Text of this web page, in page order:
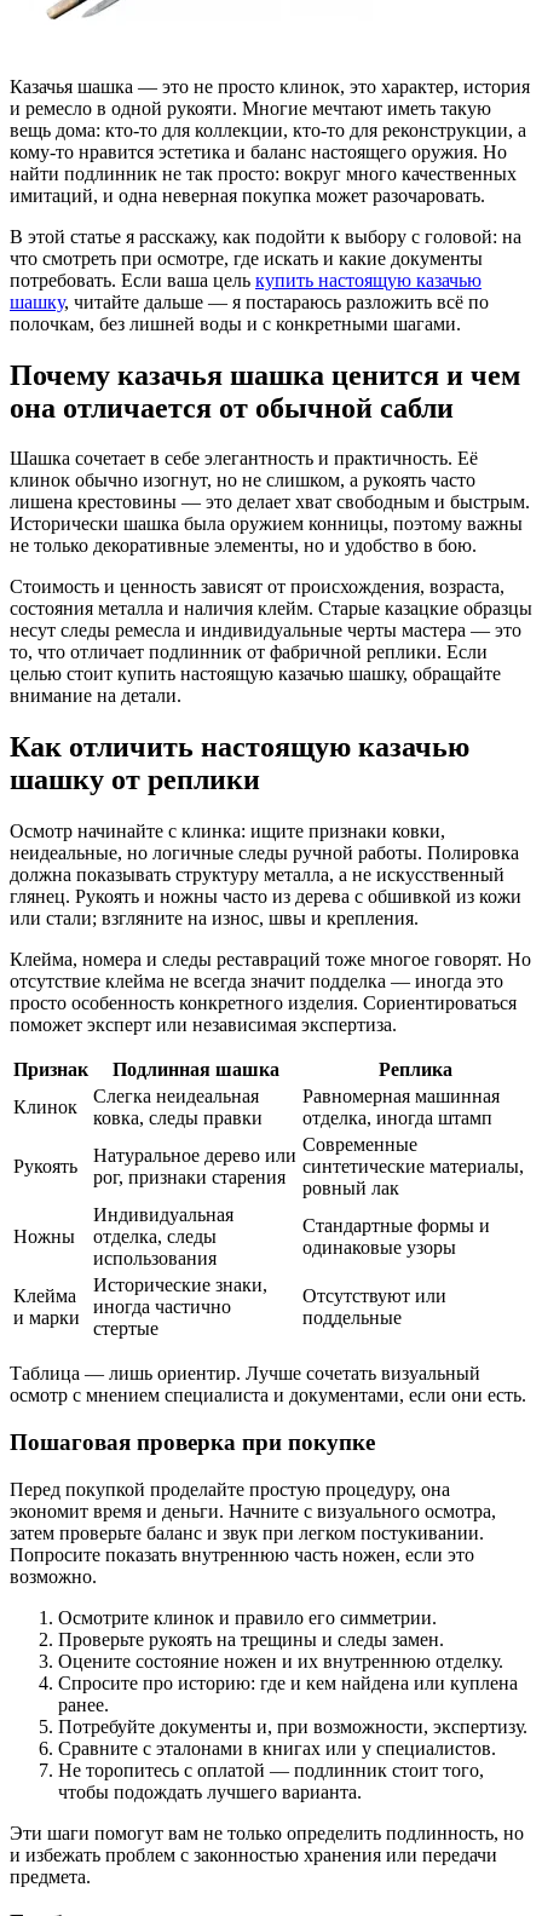
Казачья шашка — это не просто клинок, это характер, история
и ремесло в одной рукояти. Многие мечтают иметь такую
вещь дома: кто-то для коллекции, кто-то для реконструкции, а
кому-то нравится эстетика и баланс настоящего оружия. Но
найти подлинник не так просто: вокруг много качественных
имитаций, и одна неверная покупка может разочаровать.
В этой статье я расскажу, как подойти к выбору с головой: на
что смотреть при осмотре, где искать и какие документы
потребовать. Если ваша цель купить настоящую казачью
шашку, читайте дальше — я постараюсь разложить всё по
полочкам, без лишней воды и с конкретными шагами.
Почему казачья шашка ценится и чем
она отличается от обычной сабли
Шашка сочетает в себе элегантность и практичность. Её
клинок обычно изогнут, но не слишком, а рукоять часто
лишена крестовины — это делает хват свободным и быстрым.
Исторически шашка была оружием конницы, поэтому важны
не только декоративные элементы, но и удобство в бою.
Стоимость и ценность зависят от происхождения, возраста,
состояния металла и наличия клейм. Старые казацкие образцы
несут следы ремесла и индивидуальные черты мастера — это
то, что отличает подлинник от фабричной реплики. Если
целью стоит купить настоящую казачью шашку, обращайте
внимание на детали.
Как отличить настоящую казачью
шашку от реплики
Осмотр начинайте с клинка: ищите признаки ковки,
неидеальные, но логичные следы ручной работы. Полировка
должна показывать структуру металла, а не искусственный
глянец. Рукоять и ножны часто из дерева с обшивкой из кожи
или стали; взгляните на износ, швы и крепления.
Клейма, номера и следы реставраций тоже многое говорят. Но
отсутствие клейма не всегда значит подделка — иногда это
просто особенность конкретного изделия. Сориентироваться
поможет эксперт или независимая экспертиза.
Признак Подлинная шашка
Реплика
Клинок
Слегка неидеальная
ковка, следы правки
Равномерная машинная
отделка, иногда штамп
Рукоять
Натуральное дерево или
рог, признаки старения
Современные
синтетические материалы,
ровный лак
Ножны
Индивидуальная
отделка, следы
использования
Стандартные формы и
одинаковые узоры
Клейма
и марки
Исторические знаки,
иногда частично
стертые
Отсутствуют или
поддельные
Таблица — лишь ориентир. Лучше сочетать визуальный
осмотр с мнением специалиста и документами, если они есть.
Пошаговая проверка при покупке
Перед покупкой проделайте простую процедуру, она
экономит время и деньги. Начните с визуального осмотра,
затем проверьте баланс и звук при легком постукивании.
Попросите показать внутреннюю часть ножен, если это
возможно.
Осмотрите клинок и правило его симметрии.
Проверьте рукоять на трещины и следы замен.
Оцените состояние ножен и их внутреннюю отделку.
Спросите про историю: где и кем найдена или куплена
ранее.
Потребуйте документы и, при возможности, экспертизу.
Сравните с эталонами в книгах или у специалистов.
Не торопитесь с оплатой — подлинник стоит того,
чтобы подождать лучшего варианта.
Эти шаги помогут вам не только определить подлинность, но
и избежать проблем с законностью хранения или передачи
предмета.